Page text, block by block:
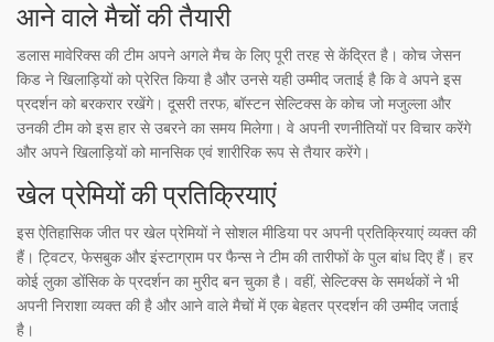
आने वाले मैचों की तैयारी
डलास मावेरिक्स की टीम अपने अगले मैच के लिए पूरी तरह से केंद्रित है। कोच जेसन
किड ने खिलाड़ियों को प्रेरित किया है और उनसे यही उम्मीद जताई है कि वे अपने इस
प्रदर्शन को बरकरार रखेंगे। दूसरी तरफ, बॉस्टन सेल्टिक्स के कोच जो मजुल्ला और
उनकी टीम को इस हार से उबरने का समय मिलेगा। वे अपनी रणनीतियों पर विचार करेंगे
और अपने खिलाड़ियों को मानसिक एवं शारीरिक रूप से तैयार करेंगे।
खेल प्रेमियों की प्रतिक्रियाएं
इस ऐतिहासिक जीत पर खेल प्रेमियों ने सोशल मीडिया पर अपनी प्रतिक्रियाएं व्यक्त की
हैं। ट्विटर, फेसबुक और इंस्टाग्राम पर फैन्स ने टीम की तारीफों के पुल बांध दिए हैं। हर
कोई लुका डोंसिक के प्रदर्शन का मुरीद बन चुका है। वहीं, सेल्टिक्स के समर्थकों ने भी
अपनी निराशा व्यक्त की है और आने वाले मैचों में एक बेहतर प्रदर्शन की उम्मीद जताई
है।